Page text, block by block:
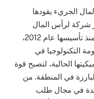
الجريء يقودها
شركة لرأس المال
الاستثماري غير حكومية في الخليج. منذ تأسيسها عام 2012،
التكنولوجيا في
الحالية، لتصبح قوة
في المنطقة. من
في مجال طلب